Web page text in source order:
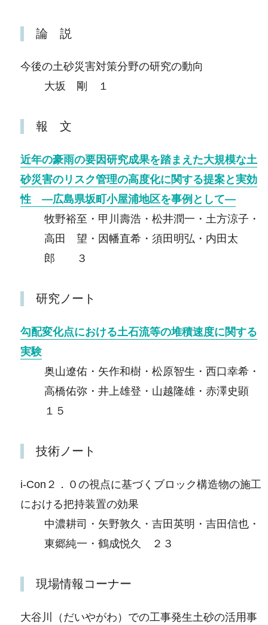
論 説
今後の土砂災害対策分野の研究の動向
大坂 剛 １
報 文
近年の豪雨の要因研究成果を踏まえた大規模な土
砂災害のリスク管理の高度化に関する提案と実効
性 ―広島県坂町小屋浦地区を事例として―
牧野裕至・甲川壽浩・松井潤一・土方涼子・
高田 望・因幡直希・須田明弘・内田太
郎 ３
研究ノート
勾配変化点における土石流等の堆積速度に関する
実験
奥山遼佑・矢作和樹・松原智生・西口幸希・
高橋佑弥・井上雄登・山越隆雄・赤澤史顕
１５
技術ノート
i‐Con２．０の視点に基づくブロック構造物の施工
における把持装置の効果
中濃耕司・矢野敦久・吉田英明・吉田信也・
東郷純一・鶴成悦久 ２３
現場情報コーナー
大谷川（だいやがわ）での工事発生土砂の活用事